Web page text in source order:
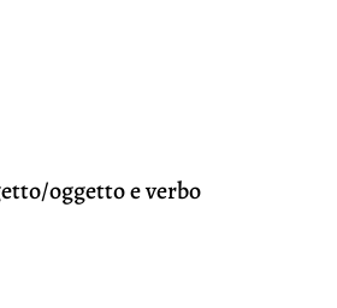
oggetto e verbo